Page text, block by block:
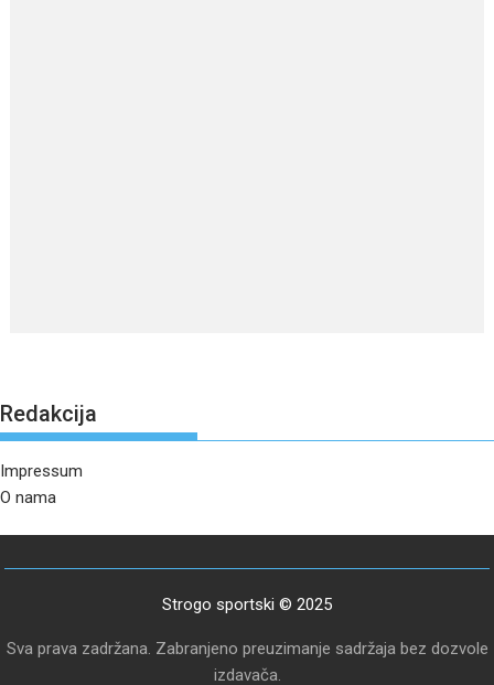
Redakcija
Impressum
O nama
Strogo sportski © 2025
Sva prava zadržana. Zabranjeno preuzimanje sadržaja bez dozvole
izdavača.